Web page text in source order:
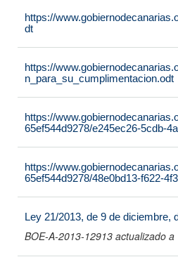
https://
dt
https://
n_para_su_cumplimentacion.odt
https://
65ef544d9278/e245ec26-5cdb-
https://
65ef544d9278/48e0bd13-f622-
Ley 21/2013, de 9 de diciembre,
BOE-A-2013-12913 actualizado